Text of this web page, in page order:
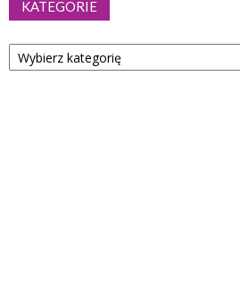
KATEGORIE
Kategorie